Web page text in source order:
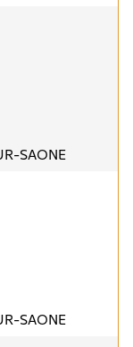
SAONE
SAONE